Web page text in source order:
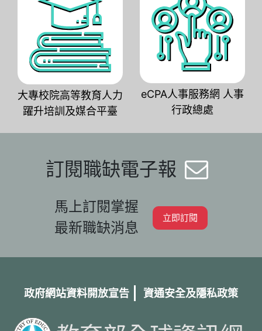
大專校院高等教育人力
躍升培訓及媒合平臺
eCPA人事服務網 人事
行政總處
訂閱職缺電子報
馬上訂閱掌握
最新職缺消息
立即訂閱
政府網站資料開放宣告 資通安全及隱私政策